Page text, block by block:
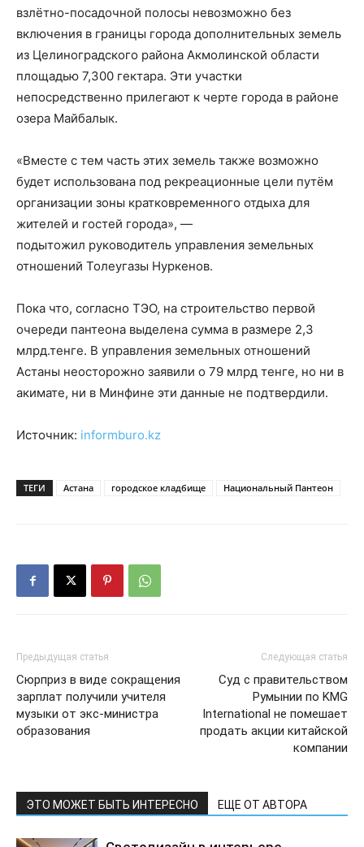
взлётно-посадочной полосы невозможно без
включения в границы города дополнительных земель
из Целиноградского района Акмолинской области
площадью 7,300 гектара. Эти участки
непосредственно прилегают к черте города в районе
озера Майбалык.
«Вместе с тем часть этих земель также возможно
будет использована под рекреационные цели путём
организации зоны кратковременного отдыха для
жителей и гостей города», —
подытожил руководитель управления земельных
отношений Толеугазы Нуркенов.
Пока что, согласно ТЭО, на строительство первой
очереди пантеона выделена сумма в размере 2,3
млрд.тенге. В управления земельных отношений
Астаны неосторожно заявили о 79 млрд тенге, но ни в
акимате, ни в Минфине эти данные не подтвердили.
Источник: informburo.kz
ТЕГИ Астана городское кладбище Национальный Пантеон
Предыдущая статья
Сюрприз в виде сокращения
зарплат получили учителя
музыки от экс-министра
образования
Следующая статья
Суд с правительством
Румынии по KMG
International не помешает
продать акции китайской
компании
ЭТО МОЖЕТ БЫТЬ ИНТЕРЕСНО ЕЩЕ ОТ АВТОРА